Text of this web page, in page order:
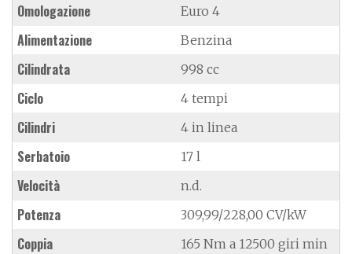
Omologazione Euro 4
Alimentazione Benzina
Cilindrata 998 cc
Ciclo 4 tempi
Cilindri 4 in linea
Serbatoio 17 l
Velocità n.d.
Potenza 309,99/228,00 CV/kW
Coppia 165 Nm a 12500 giri min